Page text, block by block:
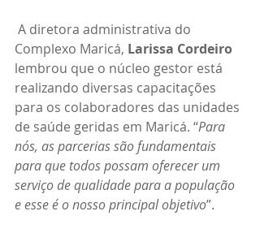
Complexo Maricá, Larissa Cordeiro
lembrou que o núcleo gestor está
realizando diversas capacitações
para os colaboradores das unidades
de saúde geridas em Maricá. “Para
nós, as parcerias são fundamentais
para que todos possam oferecer um
serviço de qualidade para a população
e esse é o nosso principal objetivo”.